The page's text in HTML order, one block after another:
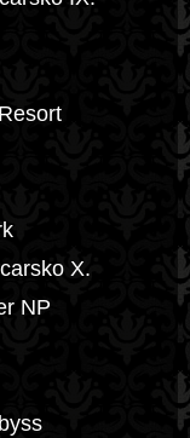
X.
NP